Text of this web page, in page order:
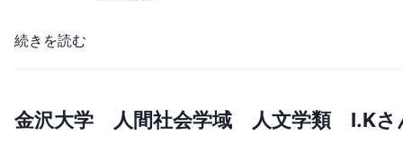
続きを読む
金沢大学 人間社会学域 人文学類 I.Kさ